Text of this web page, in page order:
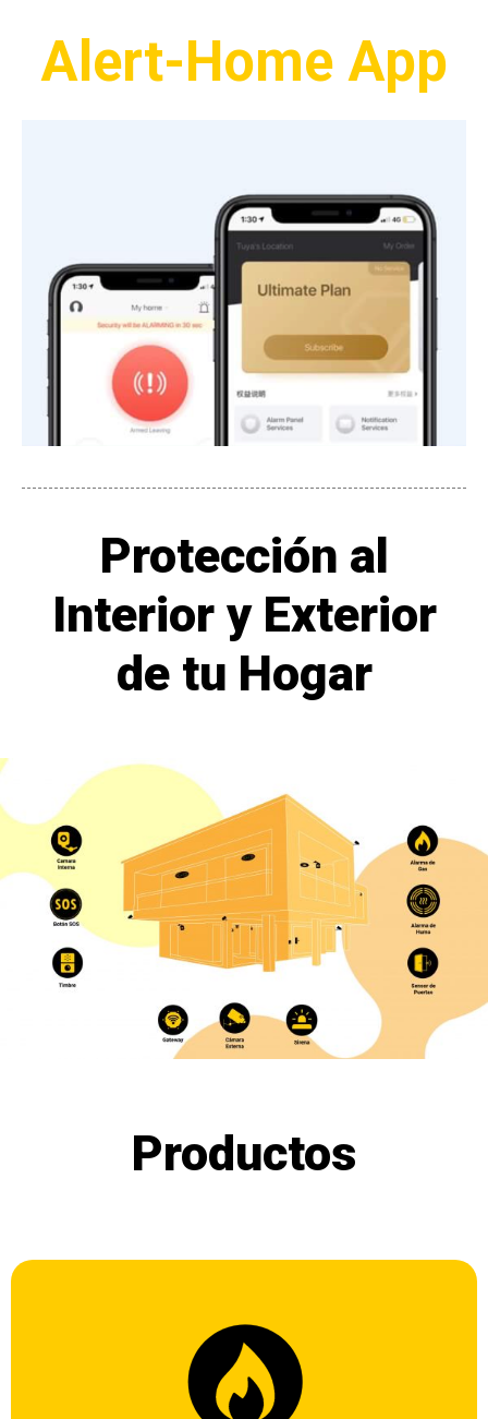
Alert-Home App
Protección al
Interior y Exterior
de tu Hogar
Productos
Es un sensor que detecta la presencia de gas en el aire y que a
una determinada concentración, emite una señal de alarma.